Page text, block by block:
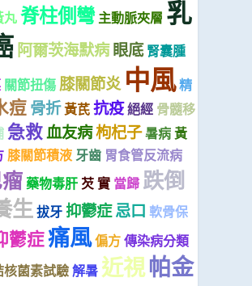
丸脊柱側彎 主動脈夾層 乳
阿爾茨海默病眼底 腎囊腫
關節扭傷 膝關節炎 中風精
痘骨折黃芪抗疫絕經 骨髓移
急救血友病枸杞子暑病黃
膝關節積液牙齒 胃食管反流病
藥物毒肝 芡 實 當歸 跌倒
生拔牙抑鬱症忌口 軟骨保
鬱症痛風偏方傳染病分類
核菌素試驗解暑 近視帕金